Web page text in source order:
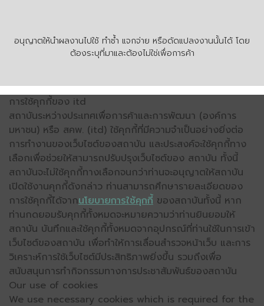
อนุญาตให้นำผลงานไปใช้ ทำซ้ำ แจกจ่าย หรือดัดแปลงงานนั้นได้ โดย
ต้องระบุที่มาและต้องไม่ใช่เพื่อการค้า
การใช้คุกกี้ของ itd
สถาบันระหว่างประเทศเพื่อการค้าและการพัฒนา (องค์การ
มหาชน) หรือ สคพ. (itd) ใช้คุกกี้ที่มีความจำเป็นอย่างยิ่งต่อ
การทำงานของเว็บไซต์ของสถาบัน และประสงค์จะใช้คุกกี้ทาง
เลือกเพื่อช่วยให้สามารถปรับปรุงเว็บไซต์ของ สถาบัน ทั้งนี้
สถาบันจะไม่ใช้คุกกี้ทางเลือกจนกว่าท่านจะอนุญาตให้สถาบัน
เปิดใช้งานคุกกี้ดังกล่าว ท่านสามารถศึกษารายละเอียดของ
การใช้คุกกี้ได้จากนโยบายการใช้คุกกี้ ของสถาบันทั้งนี้ หาก
ท่านกดยอมรับคุกกี้ทั้งหมดจะหมายความว่าท่านยินยอมให้
สถาบัน บันทึกและใช้คุกกี้ทั้งหมดจากอุปกรณ์ที่ท่านใช้ในการเข้า
เว็บไซต์ของสถาบัน เพื่อทำให้การเลื่อนสำรวจหน้าเว็บ และการ
วิเคราะห์การใช้เว็บไซต์มีประสิทธิภาพยิ่งขึ้น รวมถึงเพื่อ
สนับสนุนการทำกิจกรรมทางการประชาสัมพันธ์ของสถาบัน
Our use of cookies
We use necessary cookies which is required for the